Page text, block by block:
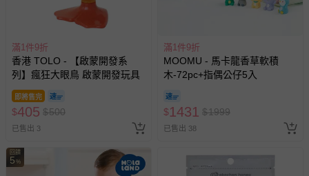
滿1件9折
香港 TOLO - 【啟蒙開發系
列】瘋狂大眼鳥 啟蒙開發玩具
即將售完
$405 $500
已售出 3
滿1件9折
MOOMU - 馬卡龍香草軟積
木-72pc+指偶公仔5入
$1431 $1999
已售出 38
回饋
5 %